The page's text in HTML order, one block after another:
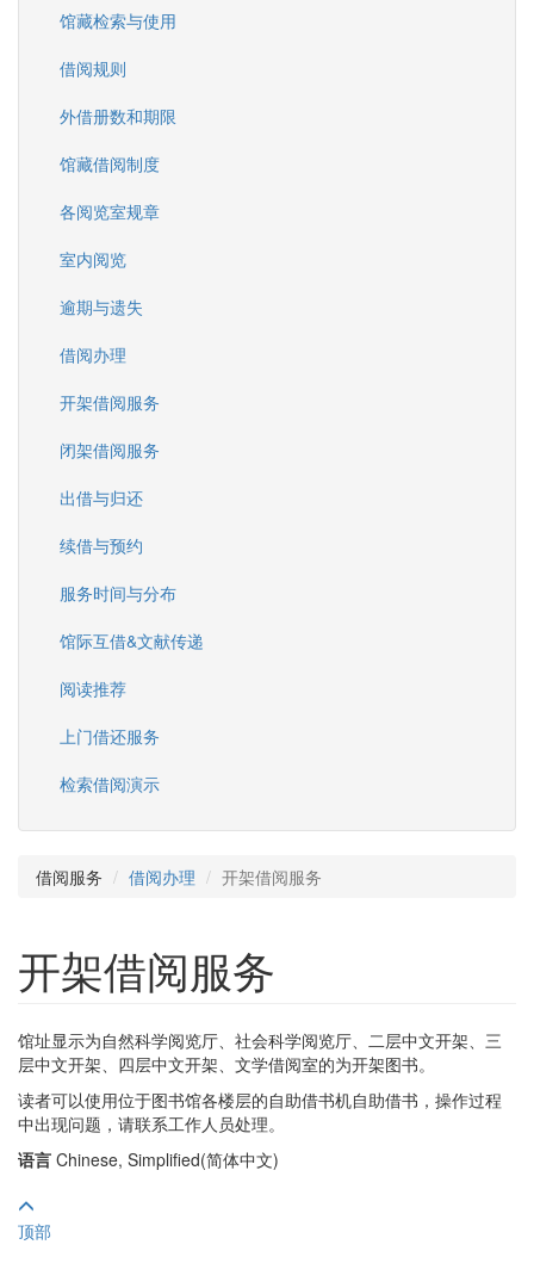
馆藏检索与使用
借阅规则
外借册数和期限
馆藏借阅制度
各阅览室规章
室内阅览
逾期与遗失
借阅办理
开架借阅服务
闭架借阅服务
出借与归还
续借与预约
服务时间与分布
馆际互借&文献传递
阅读推荐
上门借还服务
检索借阅演示
借阅服务 借阅办理 开架借阅服务
开架借阅服务
馆址显示为自然科学阅览厅、社会科学阅览厅、二层中文开架、三
层中文开架、四层中文开架、文学借阅室的为开架图书。
读者可以使用位于图书馆各楼层的自助借书机自助借书，操作过程
中出现问题，请联系工作人员处理。
语言 Chinese, Simplified(简体中文)
顶部